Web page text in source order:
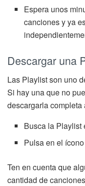
Espera unos
canciones y ya
Descargar una
Las Playlist son uno
Si hay una que no
descargarla completa
Busca la Playlist
Pulsa en el
Ten en cuenta que
cantidad de